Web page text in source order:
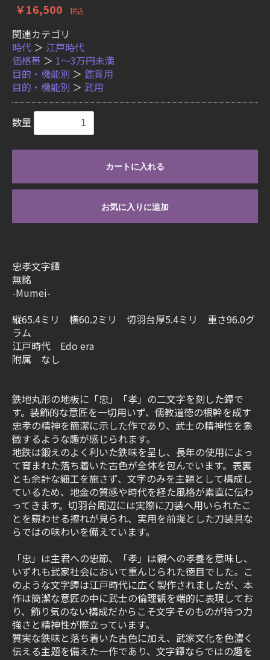
￥16,500 税込
関連カテゴリ
時代 ＞ 江戸時代
価格帯 ＞ 1〜3万円未満
目的・機能別 ＞ 鑑賞用
目的・機能別 ＞ 武用
数量
カートに入れる
お気に入りに追加
忠孝文字鐔
無銘
-Mumei-
縦65.4ミリ 横60.2ミリ 切羽台厚5.4ミリ 重さ96.0グ
ラム
江戸時代 Edo era
附属 なし
鉄地丸形の地板に「忠」「孝」の二文字を刻した鐔で
す。装飾的な意匠を一切用いず、儒教道徳の根幹を成す
忠孝の精神を簡潔に示した作であり、武士の精神性を象
徴するような趣が感じられます。
地鉄は鍛えのよく利いた鉄味を呈し、長年の使用によっ
て育まれた落ち着いた古色が全体を包んでいます。表裏
とも余計な細工を施さず、文字のみを主題として構成し
ているため、地金の質感や時代を経た風格が素直に伝わ
ってきます。切羽台周辺には実際に刀装へ用いられたこ
とを窺わせる擦れが見られ、実用を前提とした刀装具な
らではの味わいを備えています。
「忠」は主君への忠節、「孝」は親への孝養を意味し、
いずれも武家社会において重んじられた徳目でした。こ
のような文字鐔は江戸時代に広く製作されましたが、本
作は簡潔な意匠の中に武士の倫理観を端的に表現してお
り、飾り気のない構成だからこそ文字そのものが持つ力
強さと精神性が際立っています。
質実な鉄味と落ち着いた古色に加え、武家文化を色濃く
伝える主題を備えた一作であり、文字鐔ならではの趣を